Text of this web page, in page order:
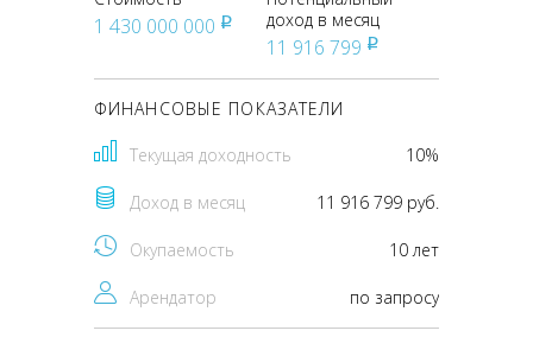
1 430 000 000 pуб
доход в месяц
11 916 799 pуб
ФИНАНСОВЫЕ ПОКАЗАТЕЛИ
Текущая доходность 10%
Доход в месяц 11 916 799 руб.
Окупаемость 10 лет
Арендатор по запросу